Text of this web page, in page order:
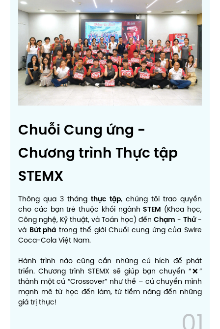
Chuỗi Cung ứng -
Chương trình Thực tập
STEMX
Thông qua 3 thángthực tập, chúng tôi trao quyền
cho các bạn trẻ thuộc khối ngànhSTEM (Khoa học,
Công nghệ, Kỹ thuật, và Toán học) đến Chạm - Thử-
và Bứt phá trong thể giới Chuối cung ứng của Swire
Coca-Cola Việt Nam.
Hành trình nào cũng cần những cú hích để phát
triển. Chương trình STEMX sẽ giúp bạn chuyển “❌”
thành một cú “Crossover” như thế – cú chuyển mình
mạnh mẽ từ học đến làm, từ tiềm năng đến những
giá trị thực!